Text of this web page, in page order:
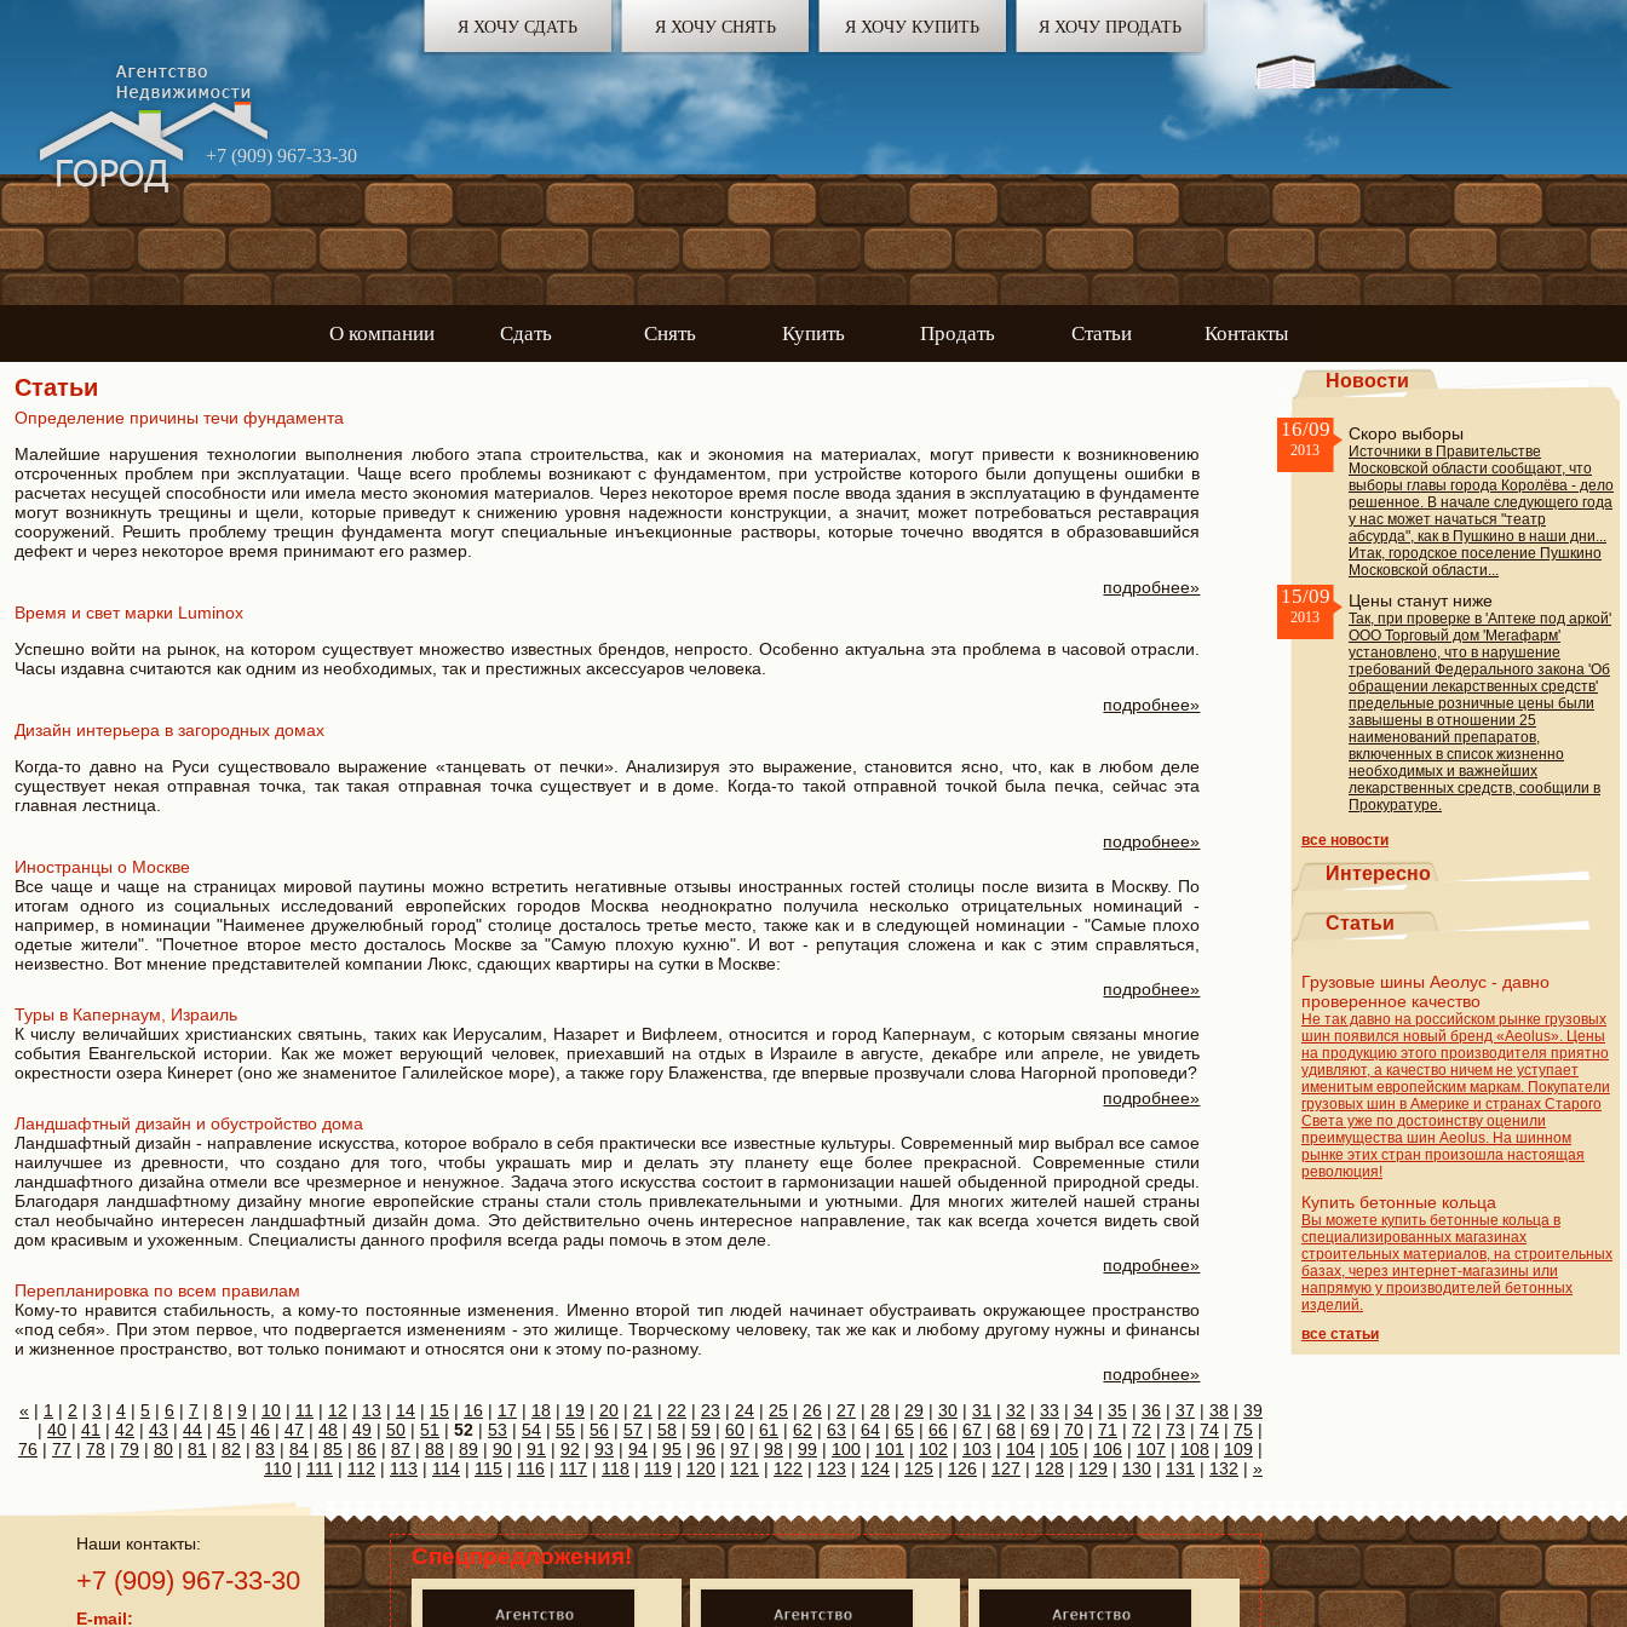
Я ХОЧУ СДАТЬ Я ХОЧУ СНЯТЬ Я ХОЧУ КУПИТЬ Я ХОЧУ ПРОДАТЬ
+7 (909) 967-33-30
О компании Сдать Снять Купить Продать Статьи Контакты
Статьи
Определение причины течи фундамента
Малейшие нарушения технологии выполнения любого этапа строительства, как и экономия на материалах, могут привести к возникновению
отсроченных проблем при эксплуатации. Чаще всего проблемы возникают с фундаментом, при устройстве которого были допущены ошибки в
расчетах несущей способности или имела место экономия материалов. Через некоторое время после ввода здания в эксплуатацию в фундаменте
могут возникнуть трещины и щели, которые приведут к снижению уровня надежности конструкции, а значит, может потребоваться реставрация
сооружений. Решить проблему трещин фундамента могут специальные инъекционные растворы, которые точечно вводятся в образовавшийся
дефект и через некоторое время принимают его размер.
подробнее»
Время и свет марки Luminox
Успешно войти на рынок, на котором существует множество известных брендов, непросто. Особенно актуальна эта проблема в часовой отрасли.
Часы издавна считаются как одним из необходимых, так и престижных аксессуаров человека.
подробнее»
Дизайн интерьера в загородных домах
Когда-то давно на Руси существовало выражение «танцевать от печки». Анализируя это выражение, становится ясно, что, как в любом деле
существует некая отправная точка, так такая отправная точка существует и в доме. Когда-то такой отправной точкой была печка, сейчас эта
главная лестница.
подробнее»
Иностранцы о Москве
Все чаще и чаще на страницах мировой паутины можно встретить негативные отзывы иностранных гостей столицы после визита в Москву. По
итогам одного из социальных исследований европейских городов Москва неоднократно получила несколько отрицательных номинаций -
например, в номинации "Наименее дружелюбный город" столице досталось третье место, также как и в следующей номинации - "Самые плохо
одетые жители". "Почетное второе место досталось Москве за "Самую плохую кухню". И вот - репутация сложена и как с этим справляться,
неизвестно. Вот мнение представителей компании Люкс, сдающих квартиры на сутки в Москве:
подробнее»
Туры в Капернаум, Израиль
К числу величайших христианских святынь, таких как Иерусалим, Назарет и Вифлеем, относится и город Капернаум, с которым связаны многие
события Евангельской истории. Как же может верующий человек, приехавший на отдых в Израиле в августе, декабре или апреле, не увидеть
окрестности озера Кинерет (оно же знаменитое Галилейское море), а также гору Блаженства, где впервые прозвучали слова Нагорной проповеди?
подробнее»
Ландшафтный дизайн и обустройство дома
Ландшафтный дизайн - направление искусства, которое вобрало в себя практически все известные культуры. Современный мир выбрал все самое
наилучшее из древности, что создано для того, чтобы украшать мир и делать эту планету еще более прекрасной. Современные стили
ландшафтного дизайна отмели все чрезмерное и ненужное. Задача этого искусства состоит в гармонизации нашей обыденной природной среды.
Благодаря ландшафтному дизайну многие европейские страны стали столь привлекательными и уютными. Для многих жителей нашей страны
стал необычайно интересен ландшафтный дизайн дома. Это действительно очень интересное направление, так как всегда хочется видеть свой
дом красивым и ухоженным. Специалисты данного профиля всегда рады помочь в этом деле.
подробнее»
Перепланировка по всем правилам
Кому-то нравится стабильность, а кому-то постоянные изменения. Именно второй тип людей начинает обустраивать окружающее пространство
«под себя». При этом первое, что подвергается изменениям - это жилище. Творческому человеку, так же как и любому другому нужны и финансы
и жизненное пространство, вот только понимают и относятся они к этому по-разному.
подробнее»
« | 1 | 2 | 3 | 4 | 5 | 6 | 7 | 8 | 9 | 10 | 11 | 12 | 13 | 14 | 15 | 16 | 17 | 18 | 19 | 20 | 21 | 22 | 23 | 24 | 25 | 26 | 27 | 28 | 29 | 30 | 31 | 32 | 33 | 34 | 35 | 36 | 37 | 38 | 39
| 40 | 41 | 42 | 43 | 44 | 45 | 46 | 47 | 48 | 49 | 50 | 51 | 52 | 53 | 54 | 55 | 56 | 57 | 58 | 59 | 60 | 61 | 62 | 63 | 64 | 65 | 66 | 67 | 68 | 69 | 70 | 71 | 72 | 73 | 74 | 75 |
76 | 77 | 78 | 79 | 80 | 81 | 82 | 83 | 84 | 85 | 86 | 87 | 88 | 89 | 90 | 91 | 92 | 93 | 94 | 95 | 96 | 97 | 98 | 99 | 100 | 101 | 102 | 103 | 104 | 105 | 106 | 107 | 108 | 109 |
110 | 111 | 112 | 113 | 114 | 115 | 116 | 117 | 118 | 119 | 120 | 121 | 122 | 123 | 124 | 125 | 126 | 127 | 128 | 129 | 130 | 131 | 132 | »
Новости
16/09
2013
Скоро выборы
Источники в Правительстве
Московской области сообщают, что
выборы главы города Королёва - дело
решенное. В начале следующего года
у нас может начаться "театр
абсурда", как в Пушкино в наши дни...
Итак, городское поселение Пушкино
Московской области...
15/09
2013
Цены станут ниже
Так, при проверке в 'Аптеке под аркой'
ООО Торговый дом 'Мегафарм'
установлено, что в нарушение
требований Федерального закона 'Об
обращении лекарственных средств'
предельные розничные цены были
завышены в отношении 25
наименований препаратов,
включенных в список жизненно
необходимых и важнейших
лекарственных средств, сообщили в
Прокуратуре.
все новости
Интересно
Статьи
Грузовые шины Аеолус - давно
проверенное качество
Не так давно на российском рынке грузовых
шин появился новый бренд «Aeolus». Цены
на продукцию этого производителя приятно
удивляют, а качество ничем не уступает
именитым европейским маркам. Покупатели
грузовых шин в Америке и странах Старого
Света уже по достоинству оценили
преимущества шин Aeolus. На шинном
рынке этих стран произошла настоящая
революция!
Купить бетонные кольца
Вы можете купить бетонные кольца в
специализированных магазинах
строительных материалов, на строительных
базах, через интернет-магазины или
напрямую у производителей бетонных
изделий.
все статьи
Наши контакты:
+7 (909) 967-33-30
E-mail:
Спецпредложения!